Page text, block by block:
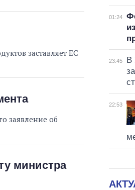
заставляет ЕС
заявление об
министра
01:24
23:45
В
22:53